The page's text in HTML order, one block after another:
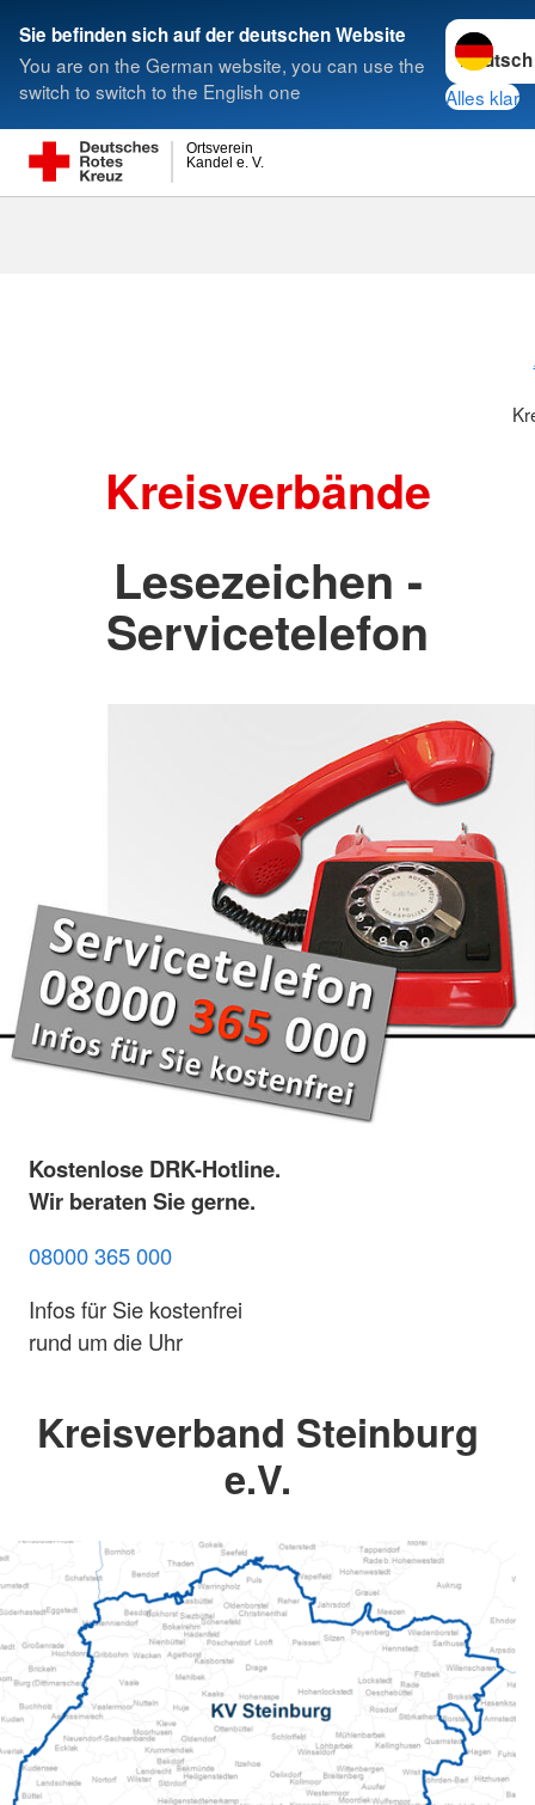
Sie befinden sich auf der deutschen Website
You are on the German website, you can use the
switch to switch to the English one
Sprache
Alles klar
Kandel e. V.
Ortsverein
Suche
Kreisverbände
Lesezeichen -
Servicetelefon
Kostenlose DRK-Hotline.
Wir beraten Sie gerne.
08000 365 000
Infos für Sie kostenfrei
rund um die Uhr
Kreisverband Steinburg
e.V.